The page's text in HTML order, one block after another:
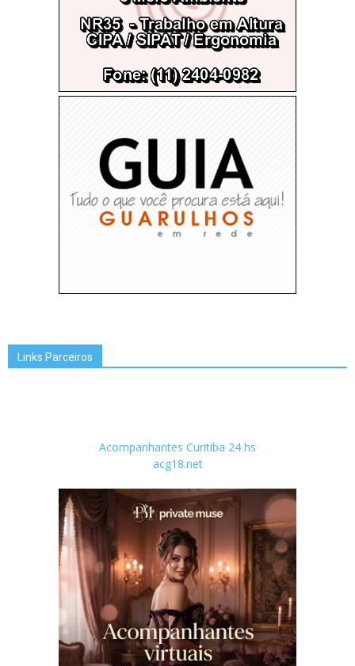
Links Parceiros
Acompanhantes Curitiba 24 hs
acg18.net